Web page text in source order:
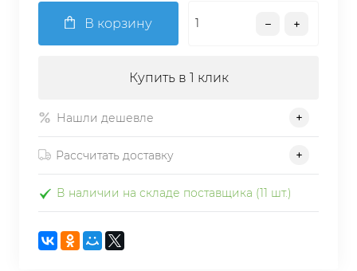
В корзину
Купить в 1 клик
Нашли дешевле
Рассчитать доставку
В наличии на складе поставщика (11 шт.)